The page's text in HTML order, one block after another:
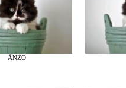
ÄNZO